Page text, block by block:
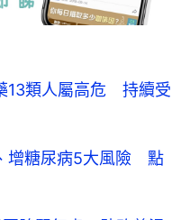
13類人屬高危 持續受
增糖尿病5大風險 點